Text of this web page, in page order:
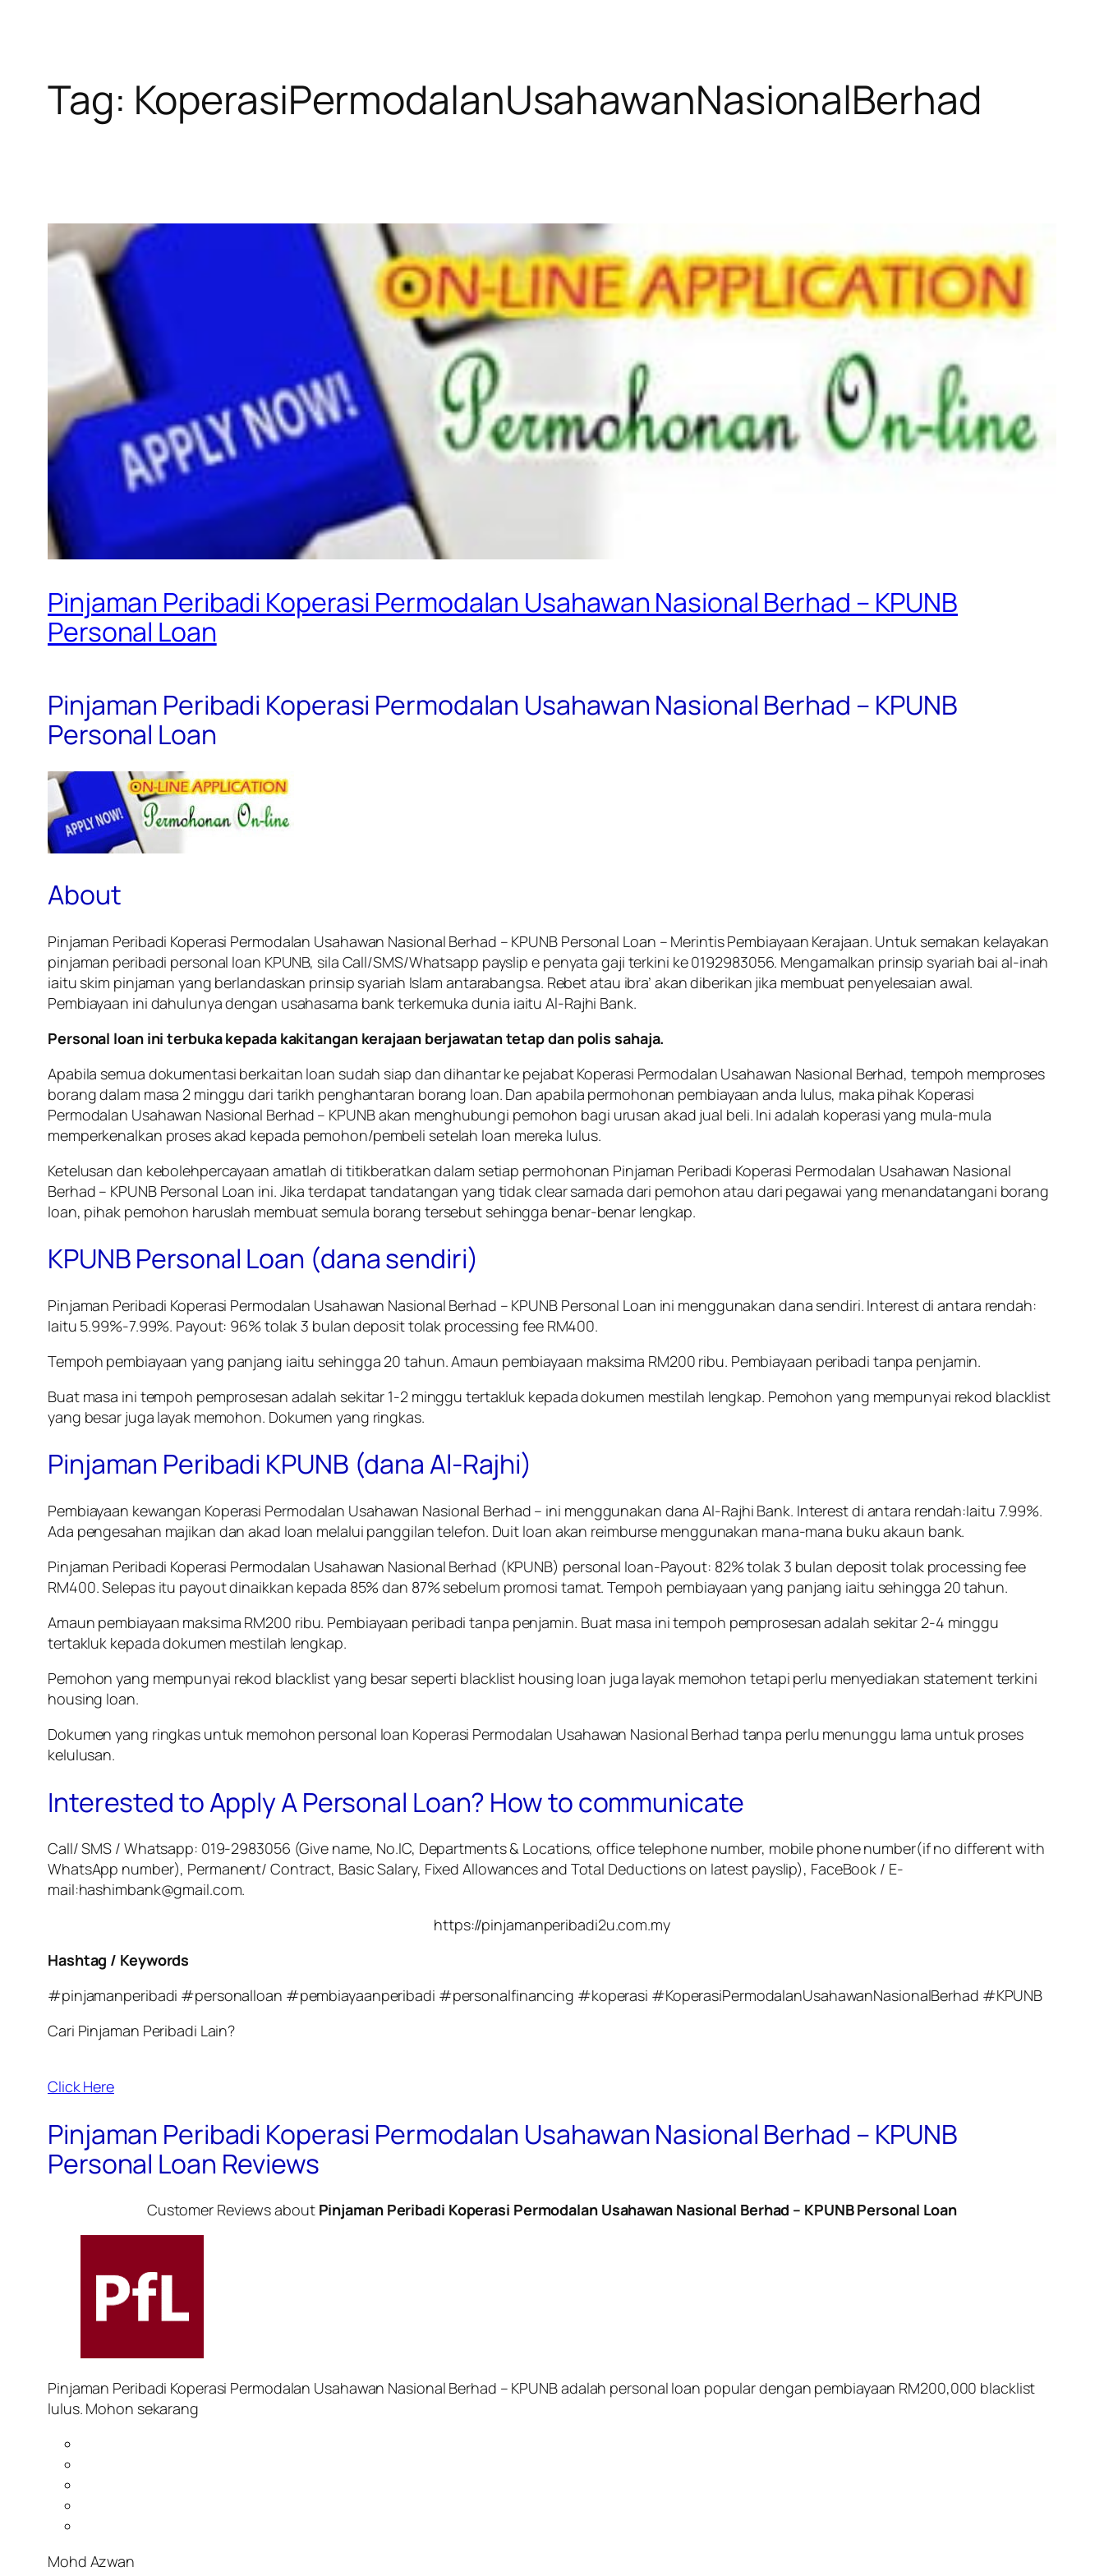
Tag: KoperasiPermodalanUsahawanNasionalBerhad
Pinjaman Peribadi Koperasi Permodalan Usahawan Nasional Berhad – KPUNB
Personal Loan
Pinjaman Peribadi Koperasi Permodalan Usahawan Nasional Berhad – KPUNB
Personal Loan
About
Pinjaman Peribadi Koperasi Permodalan Usahawan Nasional Berhad – KPUNB Personal Loan – Merintis Pembiayaan Kerajaan. Untuk semakan kelayakan
pinjaman peribadi personal loan KPUNB, sila Call/SMS/Whatsapp payslip e penyata gaji terkini ke 0192983056. Mengamalkan prinsip syariah bai al-inah
iaitu skim pinjaman yang berlandaskan prinsip syariah Islam antarabangsa. Rebet atau ibra’ akan diberikan jika membuat penyelesaian awal.
Pembiayaan ini dahulunya dengan usahasama bank terkemuka dunia iaitu Al-Rajhi Bank.
Personal loan ini terbuka kepada kakitangan kerajaan berjawatan tetap dan polis sahaja.
Apabila semua dokumentasi berkaitan loan sudah siap dan dihantar ke pejabatKoperasi Permodalan Usahawan Nasional Berhad, tempoh memproses
borang dalam masa 2 minggu dari tarikh penghantaran borang loan. Dan apabila permohonan pembiayaan anda lulus, maka pihak Koperasi
Permodalan Usahawan Nasional Berhad – KPUNBakan menghubungi pemohon bagi urusan akad jual beli. Ini adalah koperasi yang mula-mula
memperkenalkan proses akad kepada pemohon/pembeli setelah loan mereka lulus.
Ketelusan dan kebolehpercayaan amatlah di titikberatkan dalam setiap permohonan Pinjaman Peribadi Koperasi Permodalan Usahawan Nasional
Berhad – KPUNB Personal Loan ini. Jika terdapat tandatangan yang tidak clear samada dari pemohon atau dari pegawai yang menandatangani borang
loan, pihak pemohon haruslah membuat semula borang tersebut sehingga benar-benar lengkap.
KPUNB Personal Loan (dana sendiri)
Pinjaman Peribadi Koperasi Permodalan Usahawan Nasional Berhad – KPUNB Personal Loan ini menggunakan dana sendiri. Interest di antara rendah:
Iaitu 5.99%-7.99%. Payout: 96% tolak 3 bulan deposit tolak processing fee RM400.
Tempoh pembiayaan yang panjang iaitu sehingga 20 tahun. Amaun pembiayaan maksima RM200 ribu. Pembiayaan peribadi tanpa penjamin.
Buat masa ini tempoh pemprosesan adalah sekitar 1-2 minggu tertakluk kepada dokumen mestilah lengkap. Pemohon yang mempunyai rekod blacklist
yang besar juga layak memohon. Dokumen yang ringkas.
Pinjaman Peribadi KPUNB (dana Al-Rajhi)
Pembiayaan kewangan Koperasi Permodalan Usahawan Nasional Berhad – ini menggunakan dana Al-Rajhi Bank. Interest di antara rendah:Iaitu 7.99%.
Ada pengesahan majikan dan akad loan melalui panggilan telefon. Duit loan akan reimburse menggunakan mana-mana buku akaun bank.
Pinjaman Peribadi Koperasi Permodalan Usahawan Nasional Berhad (KPUNB) personal loan-Payout: 82% tolak 3 bulan deposit tolak processing fee
RM400. Selepas itu payout dinaikkan kepada 85% dan 87% sebelum promosi tamat. Tempoh pembiayaan yang panjang iaitu sehingga 20 tahun.
Amaun pembiayaan maksima RM200 ribu. Pembiayaan peribadi tanpa penjamin. Buat masa ini tempoh pemprosesan adalah sekitar 2-4 minggu
tertakluk kepada dokumen mestilah lengkap.
Pemohon yang mempunyai rekod blacklist yang besar seperti blacklist housing loan juga layak memohon tetapi perlu menyediakan statement terkini
housing loan.
Dokumen yang ringkas untuk memohon personal loan Koperasi Permodalan Usahawan Nasional Berhad tanpa perlu menunggu lama untuk proses
kelulusan.
Interested to Apply A Personal Loan? How to communicate
Call/ SMS / Whatsapp: 019-2983056 (Give name, No.IC, Departments & Locations, office telephone number, mobile phone number(if no different with
WhatsApp number), Permanent/ Contract, Basic Salary, Fixed Allowances and Total Deductions on latest payslip), FaceBook / E-
mail:hashimbank@gmail.com.
https://pinjamanperibadi2u.com.my
Hashtag / Keywords
#pinjamanperibadi #personalloan #pembiayaanperibadi #personalfinancing #koperasi #KoperasiPermodalanUsahawanNasionalBerhad #KPUNB
Cari Pinjaman Peribadi Lain?
Click Here
Pinjaman Peribadi Koperasi Permodalan Usahawan Nasional Berhad – KPUNB
Personal Loan Reviews
Customer Reviews about Pinjaman Peribadi Koperasi Permodalan Usahawan Nasional Berhad – KPUNB Personal Loan
Pinjaman Peribadi Koperasi Permodalan Usahawan Nasional Berhad – KPUNB adalah personal loan popular dengan pembiayaan RM200,000 blacklist
lulus. Mohon sekarang
Mohd Azwan